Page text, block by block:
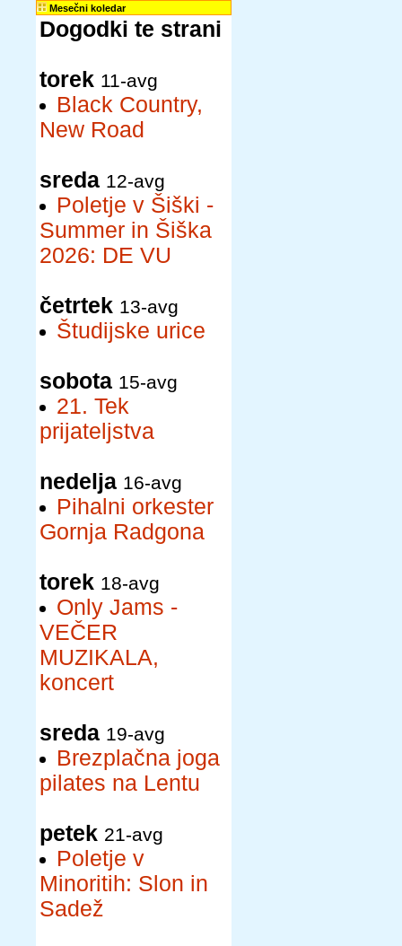
Mesečni koledar
Dogodki te strani
torek 11-avg
Black Country,
New Road
sreda 12-avg
Poletje v Šiški -
Summer in Šiška
2026: DE VU
četrtek 13-avg
Študijske urice
sobota 15-avg
21. Tek
prijateljstva
nedelja 16-avg
Pihalni orkester
Gornja Radgona
torek 18-avg
Only Jams -
VEČER
MUZIKALA,
koncert
sreda 19-avg
Brezplačna joga
pilates na Lentu
petek 21-avg
Poletje v
Minoritih: Slon in
Sadež